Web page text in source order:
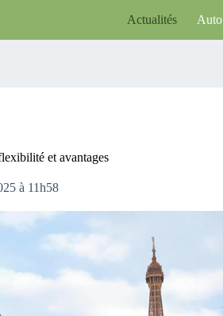
Actualités Auto
et avantages
à 11h58